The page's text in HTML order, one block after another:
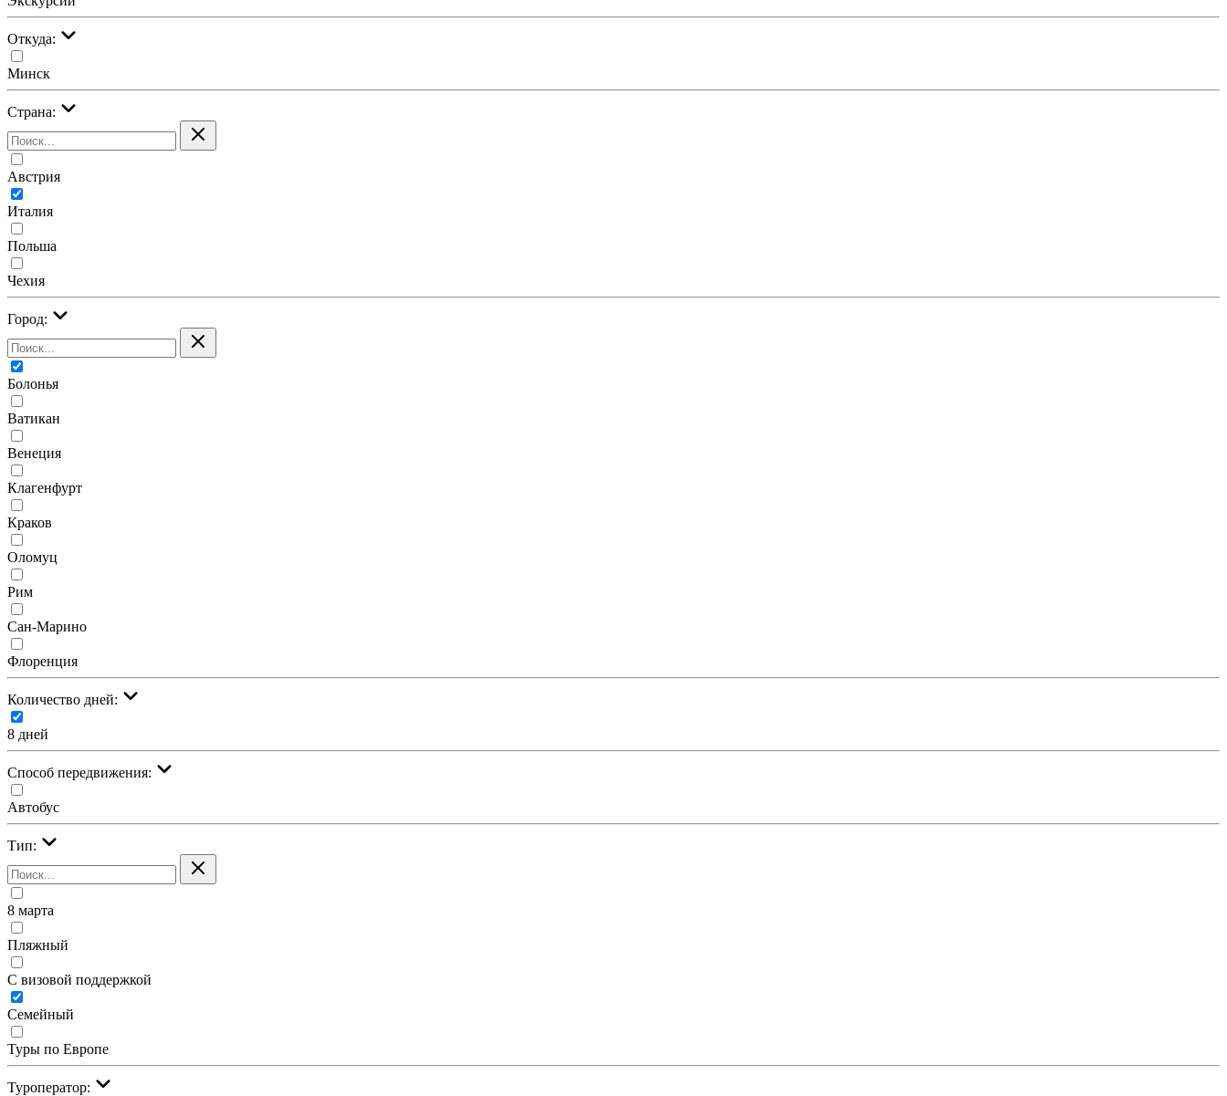
Откуда:
Минск
Страна:
Австрия
Италия
Польша
Чехия
Город:
Болонья
Ватикан
Венеция
Клагенфурт
Краков
Оломуц
Рим
Сан-Марино
Флоренция
Количество дней:
8 дней
Cпособ передвижения:
Автобус
Тип:
8 марта
Пляжный
С визовой поддержкой
Семейный
Туры по Европе
Туроператор: